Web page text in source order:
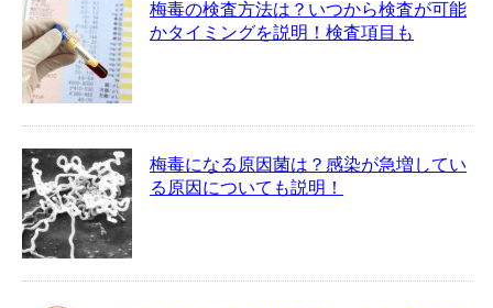
梅毒の検査方法は？いつから検査が可能
かタイミングを説明！検査項目も
梅毒になる原因菌は？感染が急増してい
る原因についても説明！